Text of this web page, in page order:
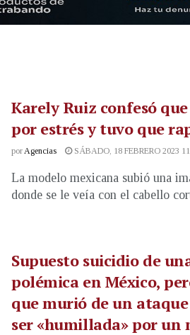
Karely Ruiz confesó
por estrés y tuvo que
porAgencias SÁBADO, 18 FEBRERO 2023
La modelo mexicana subió una
donde se le veía con el cabello
Supuesto suicidio de
polémica en México,
que murió de un
ser «humillada» por un